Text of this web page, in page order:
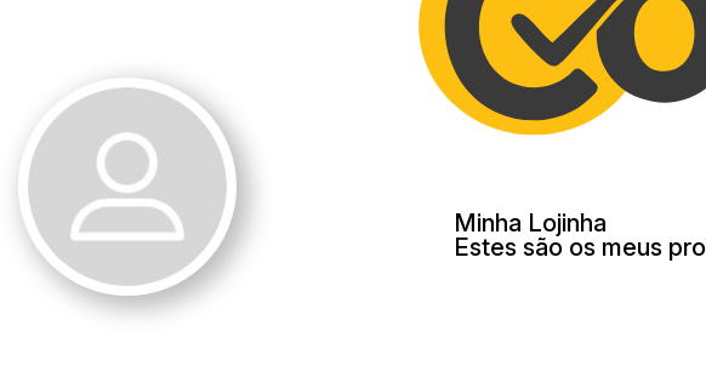
Minha Lojinha
Estes são os meus